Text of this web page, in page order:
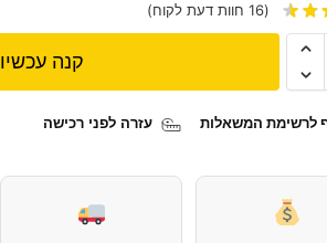
(
16 חוות דעת לקוח)
קנה עכשיו
לרשימת המשאלות עזרה לפני רכישה